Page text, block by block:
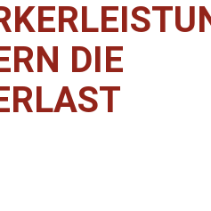
DIE